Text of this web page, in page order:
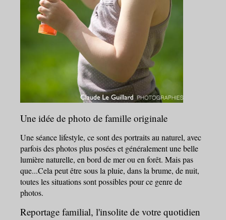
Une idée de photo de famille originale
Uneséance lifestyle, ce sont desportraits au naturel, avec
parfois des photos plus posées et généralement une belle
lumière naturelle, en bord de mer ou en forêt. Mais pas
que...Cela peut être sous la pluie, dans la brume, de nuit,
toutes les situations sont possibles pour ce genre de
photos.
Reportage familial, l'insolite de votre quotidien